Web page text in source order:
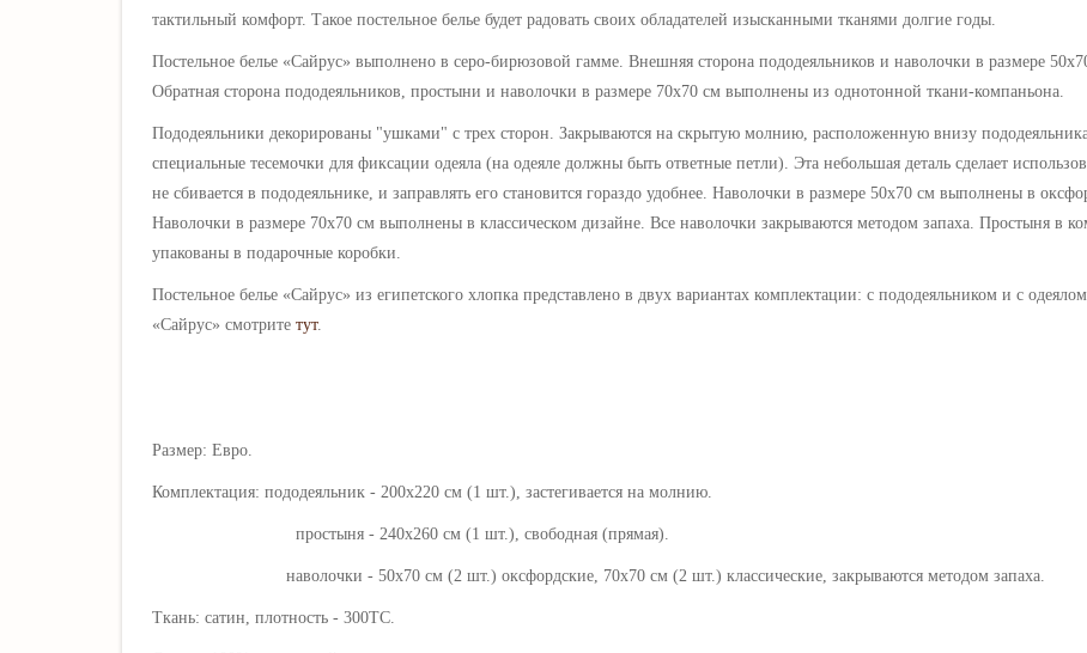
тактильный комфорт. Такое постельное белье будет радовать своих обладателей изысканными тканями долгие годы.
Постельное белье «Сайрус» выполнено в серо-бирюзовой гамме. Внешняя сторона пододеяльников и наволочки в размере
Обратная сторона пододеяльников, простыни и наволочки в размере 70х70 см выполнены из однотонной ткани-компаньона
Пододеяльники декорированы "ушками" с трех сторон. Закрываются на скрытую молнию, расположенную внизу
специальные тесемочки для фиксации одеяла (на одеяле должны быть ответные петли). Эта небольшая деталь сделает
не сбивается в пододеяльнике, и заправлять его становится гораздо удобнее. Наволочки в размере 50х70 см выполнены в
Наволочки в размере 70х70 см выполнены в классическом дизайне. Все наволочки закрываются методом запаха. Простыня в
упакованы в подарочные коробки.
Постельное белье «Сайрус» из египетского хлопка представлено в двух вариантах комплектации: с пододеяльником и с
«Сайрус» смотрите тут.
Размер: Евро.
Комплектация: пододеяльник - 200х220 см (1 шт.), застегивается на молнию.
простыня - 240х260 см (1 шт.), свободная (прямая).
наволочки - 50х70 см (2 шт.) оксфордские, 70х70 см (2 шт.) классические, закрываются методом запаха.
Ткань: сатин, плотность - 300ТС.